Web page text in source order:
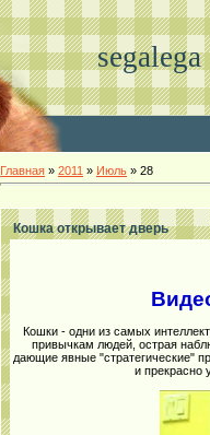
segalega
Главная » 2011 » Июль » 28
Кошка открывает дверь
Кошки - одни из самых
привычкам людей, острая
дающие явные "стратегические"
и прекрасно